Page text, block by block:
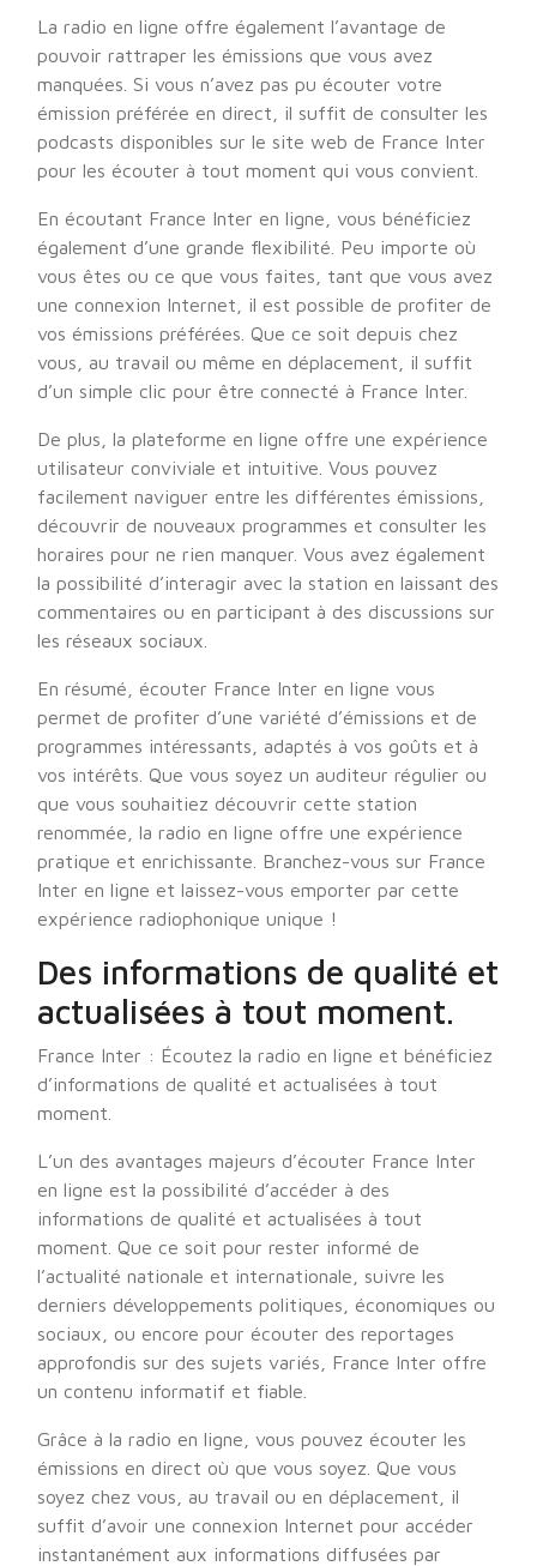
La radio en ligne offre également l’avantage de
pouvoir rattraper les émissions que vous avez
manquées. Si vous n’avez pas pu écouter votre
émission préférée en direct, il suffit de consulter les
podcasts disponibles sur le site web de France Inter
pour les écouter à tout moment qui vous convient.
En écoutant France Inter en ligne, vous bénéficiez
également d’une grande flexibilité. Peu importe où
vous êtes ou ce que vous faites, tant que vous avez
une connexion Internet, il est possible de profiter de
vos émissions préférées. Que ce soit depuis chez
vous, au travail ou même en déplacement, il suffit
d’un simple clic pour être connecté à France Inter.
De plus, la plateforme en ligne offre une expérience
utilisateur conviviale et intuitive. Vous pouvez
facilement naviguer entre les différentes émissions,
découvrir de nouveaux programmes et consulter les
horaires pour ne rien manquer. Vous avez également
la possibilité d’interagir avec la station en laissant des
commentaires ou en participant à des discussions sur
les réseaux sociaux.
En résumé, écouter France Inter en ligne vous
permet de profiter d’une variété d’émissions et de
programmes intéressants, adaptés à vos goûts et à
vos intérêts. Que vous soyez un auditeur régulier ou
que vous souhaitiez découvrir cette station
renommée, la radio en ligne offre une expérience
pratique et enrichissante. Branchez-vous sur France
Inter en ligne et laissez-vous emporter par cette
expérience radiophonique unique !
Des informations de qualité et
actualisées à tout moment.
France Inter : Écoutez la radio en ligne et bénéficiez
d’informations de qualité et actualisées à tout
moment.
L’un des avantages majeurs d’écouter France Inter
en ligne est la possibilité d’accéder à des
informations de qualité et actualisées à tout
moment. Que ce soit pour rester informé de
l’actualité nationale et internationale, suivre les
derniers développements politiques, économiques ou
sociaux, ou encore pour écouter des reportages
approfondis sur des sujets variés, France Inter offre
un contenu informatif et fiable.
Grâce à la radio en ligne, vous pouvez écouter les
émissions en direct où que vous soyez. Que vous
soyez chez vous, au travail ou en déplacement, il
suffit d’avoir une connexion Internet pour accéder
instantanément aux informations diffusées par